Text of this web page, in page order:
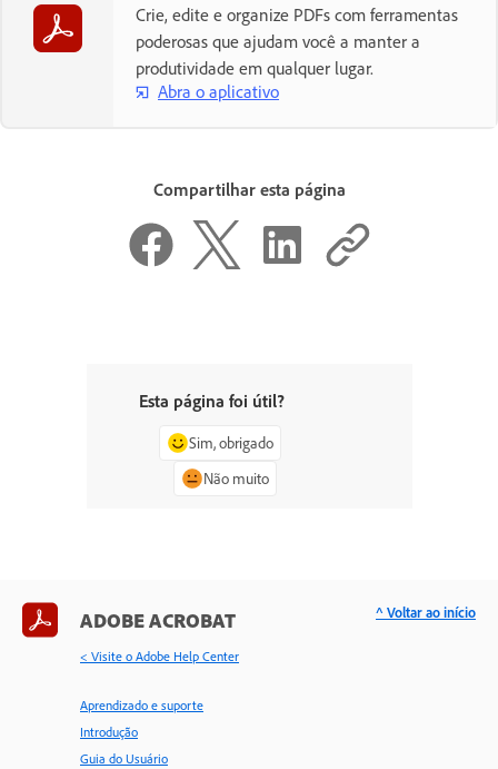
Crie, edite e organize PDFs com ferramentas
poderosas que ajudam você a manter a
produtividade em qualquer lugar.
Abra o aplicativo
Compartilhar esta página
Esta página foi útil?
Sim, obrigado
Não muito
ADOBE ACROBAT
< Visite o Adobe Help Center
Aprendizado e suporte
Introdução
Guia do Usuário
^ Voltar ao início